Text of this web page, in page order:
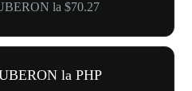
la $70.27
la PHP